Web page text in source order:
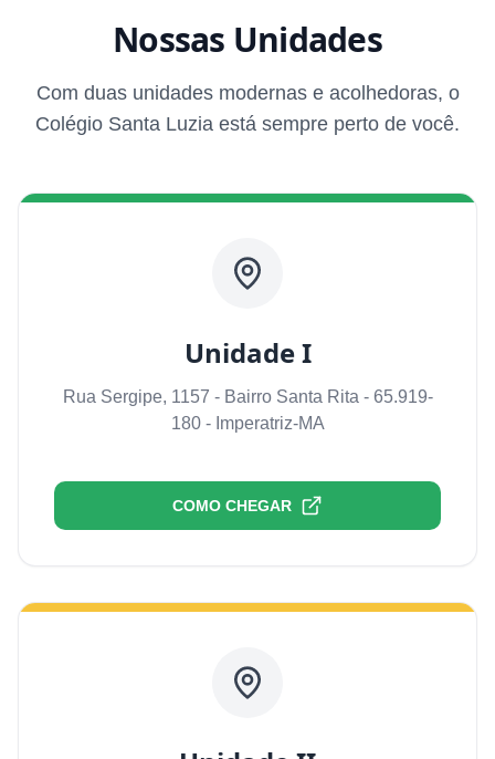
Nossas Unidades
Com duas unidades modernas e acolhedoras, o
Colégio Santa Luzia está sempre perto de você.
Unidade I
Rua Sergipe, 1157 - Bairro Santa Rita - 65.919-
180 - Imperatriz-MA
COMO CHEGAR